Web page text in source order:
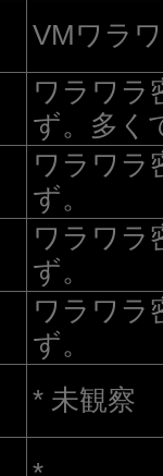
VMワラ
ワラワラ
ず。多く
ワラワラ
ず。
ワラワラ
ず。
ワラワラ
ず。
* 未観察